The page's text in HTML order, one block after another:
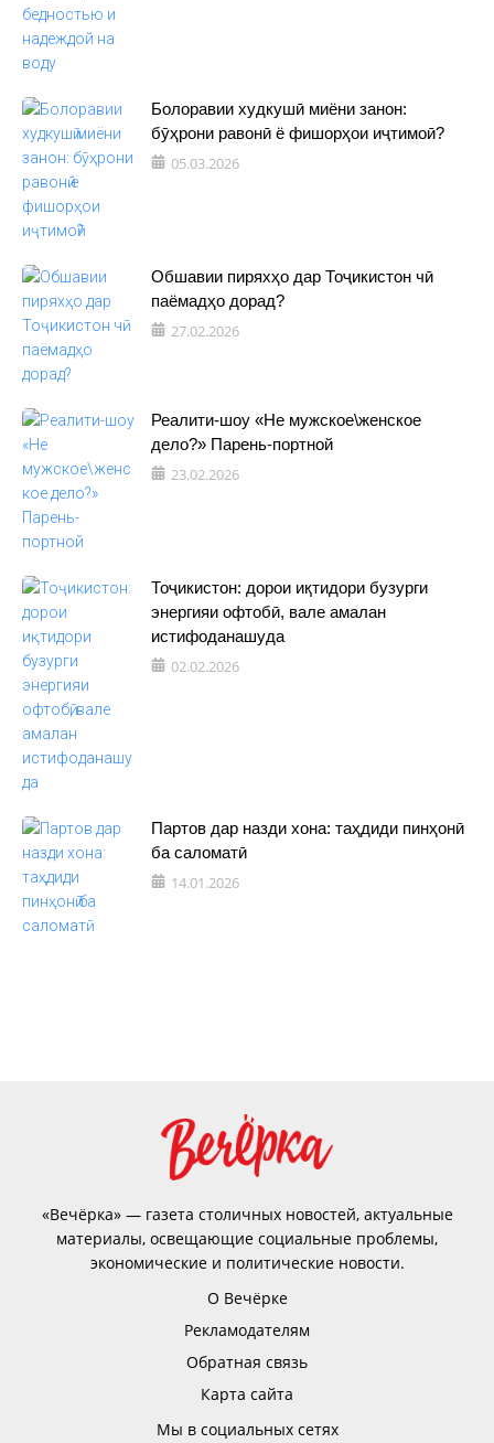
Болоравии худкушӣ миёни занон:
бӯҳрони равонӣ ё фишорҳои иҷтимоӣ?
05.03.2026
Обшавии пиряхҳо дар Тоҷикистон чӣ
паёмадҳо дорад?
27.02.2026
Реалити-шоу «Не мужское\женское
дело?» Парень-портной
23.02.2026
Тоҷикистон: дорои иқтидори бузурги
энергияи офтобӣ, вале амалан
истифоданашуда
02.02.2026
Партов дар назди хона: таҳдиди пинҳонӣ
ба саломатӣ
14.01.2026
«Вечёрка» — газета столичных новостей, актуальные
материалы, освещающие социальные проблемы,
экономические и политические новости.
О Вечёрке
Рекламодателям
Обратная связь
Карта сайта
Мы в социальных сетях